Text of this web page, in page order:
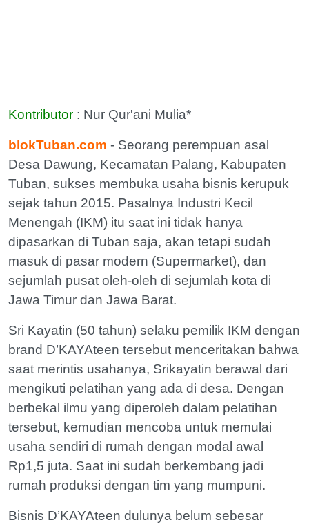
Kontributor : Nur Qur'ani Mulia*
blokTuban.com - Seorang perempuan asal
Desa Dawung, Kecamatan Palang, Kabupaten
Tuban, sukses membuka usaha bisnis kerupuk
sejak tahun 2015. Pasalnya Industri Kecil
Menengah (IKM) itu saat ini tidak hanya
dipasarkan di Tuban saja, akan tetapi sudah
masuk di pasar modern (Supermarket), dan
sejumlah pusat oleh-oleh di sejumlah kota di
Jawa Timur dan Jawa Barat.
Sri Kayatin (50 tahun) selaku pemilik IKM dengan
brand D’KAYAteen tersebut menceritakan bahwa
saat merintis usahanya, Srikayatin berawal dari
mengikuti pelatihan yang ada di desa. Dengan
berbekal ilmu yang diperoleh dalam pelatihan
tersebut, kemudian mencoba untuk memulai
usaha sendiri di rumah dengan modal awal
Rp1,5 juta. Saat ini sudah berkembang jadi
rumah produksi dengan tim yang mumpuni.
Bisnis D’KAYAteen dulunya belum sebesar